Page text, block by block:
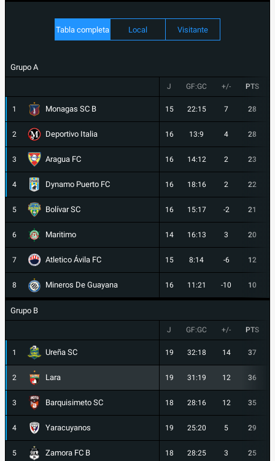
Tabla completa Local Visitante
Grupo A
J GF:GC +/- PTS
1 Monagas SC B 15 22:15 7 28
2 Deportivo Italia 16 13:9 4 28
3 Aragua FC 16 14:12 2 23
4 Dynamo Puerto FC 16 18:16 2 22
5 Bolívar SC 16 15:17 -2 21
6 Maritimo 14 16:13 3 20
7 Atletico Ávila FC 15 8:14 -6 12
8 Mineros De Guayana 16 11:21 -10 10
Grupo B
J GF:GC +/- PTS
1 Ureña SC 19 32:18 14 37
2 Lara 19 31:19 12 36
3 Barquisimeto SC 18 28:16 12 35
4 Yaracuyanos 19 25:20 5 29
5 Zamora FC B 18 28:25 3 25